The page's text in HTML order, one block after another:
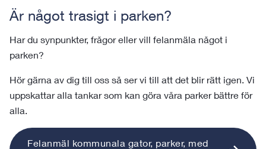
Är något trasigt i parken?
Har du synpunkter, frågor eller vill felanmäla något i
parken?
Hör gärna av dig till oss så ser vi till att det blir rätt igen. Vi
uppskattar alla tankar som kan göra våra parker bättre för
alla.
Felanmäl kommunala gator, parker, med